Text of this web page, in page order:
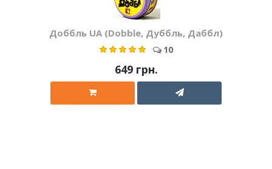
Доббль UA (Dobble, Дуббль, Даббл)
10
649 грн.